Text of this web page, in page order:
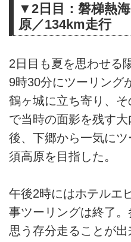
▼2日目：磐梯熱
原／134km走行
2日目も夏を思わせる
9時30分にツーリング
鶴ヶ城に立ち寄り、
で当時の面影を残す
後、下郷から一気に
須高原を目指した。
午後2時にはホテルエ
事ツーリングは終了
思う存分走ることが